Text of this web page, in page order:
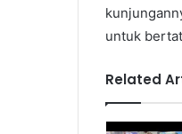
untuk
Related